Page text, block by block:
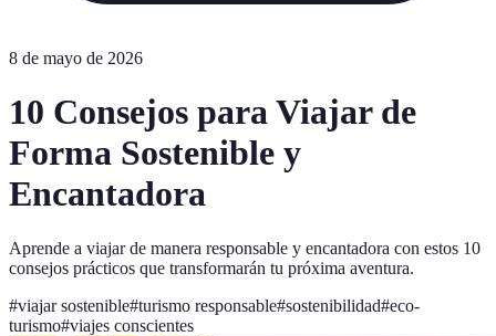
8 de mayo de 2026
10 Consejos para Viajar de
Forma Sostenible y
Encantadora
Aprende a viajar de manera responsable y encantadora con estos 10
consejos prácticos que transformarán tu próxima aventura.
#viajar sostenible#turismo responsable#sostenibilidad#eco-
turismo#viajes conscientes